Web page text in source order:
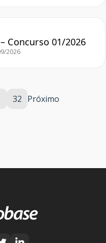
Concurso 01/2026
2026
32 Próximo